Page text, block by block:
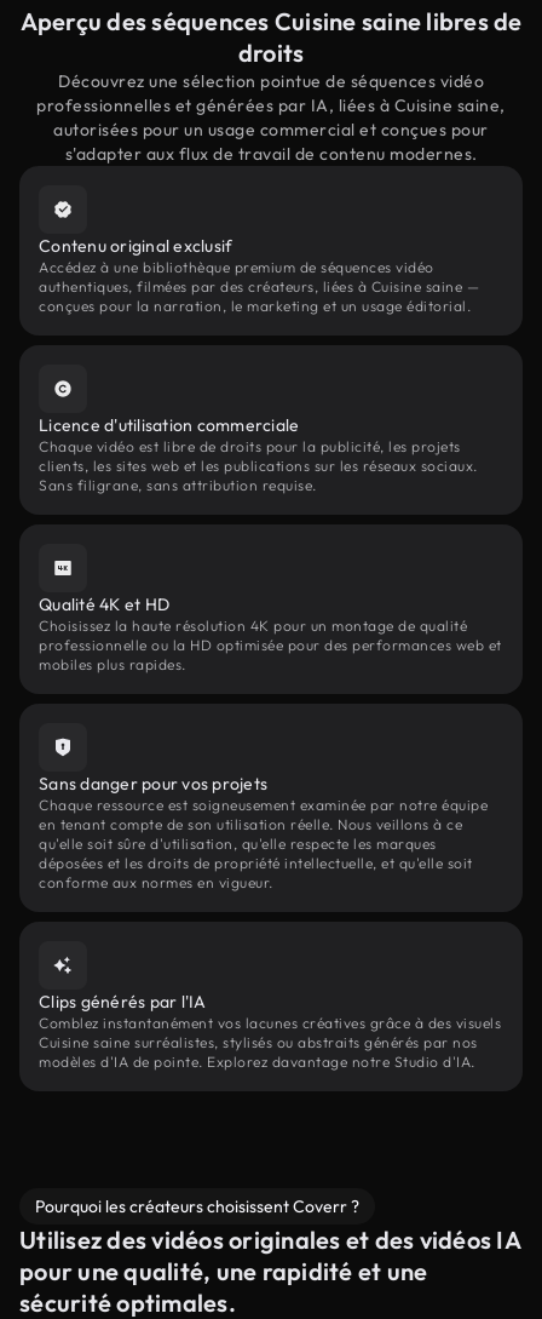
Aperçu des séquences Cuisine saine libres de
droits
Découvrez une sélection pointue de séquences vidéo
professionnelles et générées par IA, liées à Cuisine saine,
autorisées pour un usage commercial et conçues pour
s'adapter aux flux de travail de contenu modernes.
Contenu original exclusif
Accédez à une bibliothèque premium de séquences vidéo
authentiques, filmées par des créateurs, liées à Cuisine saine —
conçues pour la narration, le marketing et un usage éditorial.
Licence d'utilisation commerciale
Chaque vidéo est libre de droits pour la publicité, les projets
clients, les sites web et les publications sur les réseaux sociaux.
Sans filigrane, sans attribution requise.
Qualité 4K et HD
Choisissez la haute résolution 4K pour un montage de qualité
professionnelle ou la HD optimisée pour des performances web et
mobiles plus rapides.
Sans danger pour vos projets
Chaque ressource est soigneusement examinée par notre équipe
en tenant compte de son utilisation réelle. Nous veillons à ce
qu'elle soit sûre d'utilisation, qu'elle respecte les marques
déposées et les droits de propriété intellectuelle, et qu'elle soit
conforme aux normes en vigueur.
Clips générés par l'IA
Comblez instantanément vos lacunes créatives grâce à des visuels
Cuisine saine surréalistes, stylisés ou abstraits générés par nos
modèles d'IA de pointe. Explorez davantage notre Studio d'IA.
Pourquoi les créateurs choisissent Coverr ?
Utilisez des vidéos originales et des vidéos IA
pour une qualité, une rapidité et une
sécurité optimales.